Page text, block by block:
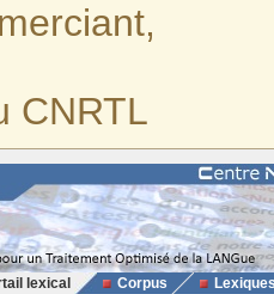
CNRTL
lexical Corpus